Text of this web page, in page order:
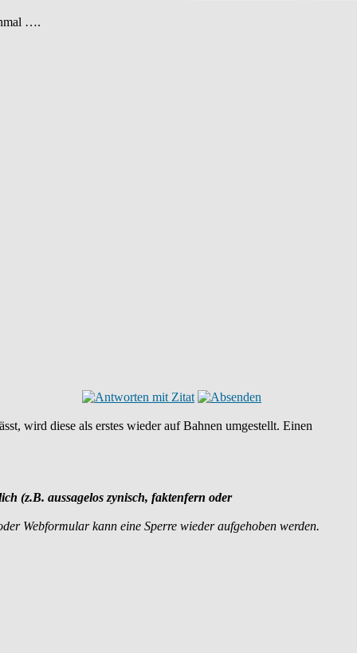
….
wird diese als erstes wieder auf Bahnen umgestellt. Einen
(z.B. aussagelos zynisch, faktenfern oder
Webformular kann eine Sperre wieder aufgehoben werden.